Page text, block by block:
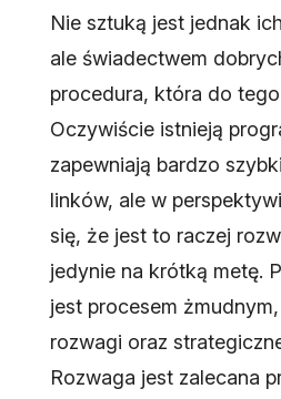
Nie sztuką jest jednak
ale świadectwem
procedura, która do
Oczywiście istnieją
zapewniają bardzo
linków, ale w
się, że jest to raczej
jedynie na krótką metę.
jest procesem
rozwagi oraz
Rozwaga jest zalecana